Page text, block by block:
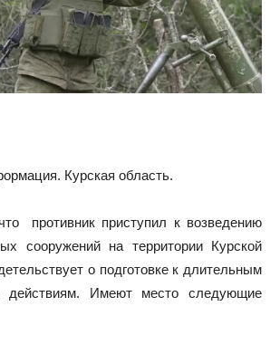
Курская область.
противник приступил к возведению
сооружений на территории Курской
о подготовке к длительным
действиям. Имеют место следующие